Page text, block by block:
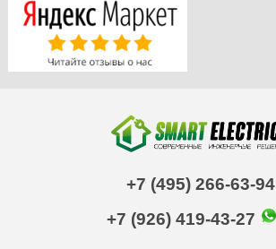
+7 (495) 266-63-94
+7 (926) 419-43-27